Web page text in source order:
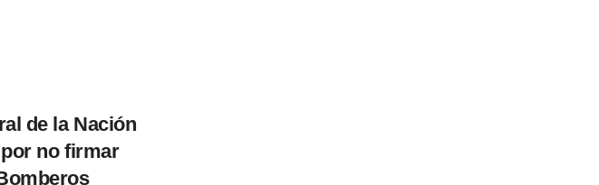
de la Nación
no firmar